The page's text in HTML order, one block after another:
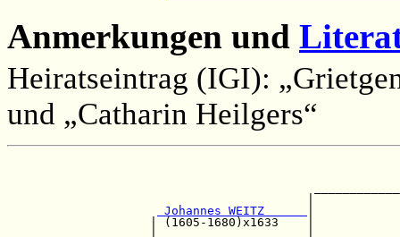
Anmerkungen und
Heiratseintrag (IGI):
und „Catharin Heilgers“
Johannes WEITZ
| (1605-1680)x1633    |